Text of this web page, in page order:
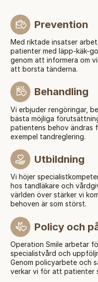
Prevention
Med riktade insatser
patienter med läpp-käk-
genom att informera om
att borsta tänderna.
Behandling
Vi erbjuder rengöringar,
bästa möjliga
patientens behov ändras
exempel tandreglering.
Utbildning
Vi höjer
hos tandläkare och
världen över stärker vi
behoven är som störst.
Policy och
Operation Smile arbetar
specialistvård och
Genom policyarbete och
verkar vi för att patienter